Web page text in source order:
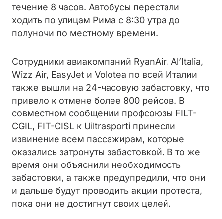
течение 8 часов. Автобусы перестали
ходить по улицам Рима с 8:30 утра до
полуночи по местному времени.
Сотрудники авиакомпаний RyanAir, Al’Italia,
Wizz Air, EasyJet и Volotea по всей Италии
также вышли на 24-часовую забастовку, что
привело к отмене более 800 рейсов. В
совместном сообщении профсоюзы FILT-
CGIL, FIT-CISL к Uiltrasporti принесли
извинение всем пассажирам, которые
оказались затронуты забастовкой. В то же
время они объяснили необходимость
забастовки, а также предупредили, что они
и дальше будут проводить акции протеста,
пока они не достигнут своих целей.